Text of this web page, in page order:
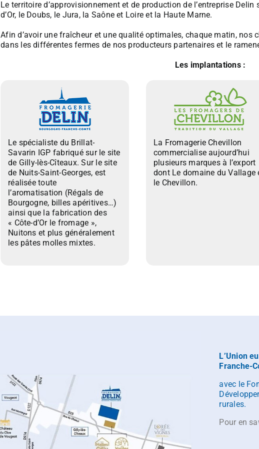
Le territoire d’approvisionnement et de production de l’entreprise
d’Or, le Doubs, le Jura, la Saône et Loire et la Haute Marne.
Afin d’avoir une fraîcheur et une qualité optimales, chaque matin,
dans les différentes fermes de nos producteurs partenaires et le
Les implantations :
Le spécialiste du Brillat-
Savarin IGP fabriqué sur le site
de Gilly-lès-Cîteaux. Sur le site
de Nuits-Saint-Georges, est
réalisée toute
l’aromatisation (Régals de
Bourgogne, billes apéritives…)
ainsi que la fabrication des
« Côte-d’Or le fromage »,
Nuitons et plus généralement
les pâtes molles mixtes.
La Fromagerie Chevillon
commercialise aujourd’hui
plusieurs marques à l’export
dont Le domaine du Vallage
le Chevillon.
L’Union
Franche-
avec le
rurales.
Pour en